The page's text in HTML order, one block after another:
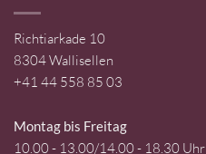
Richtiarkade 10
8304 Wallisellen
+41 44 558 85 03
Montag bis Freitag
10.00 - 13.00/14.00 - 18.30 Uhr